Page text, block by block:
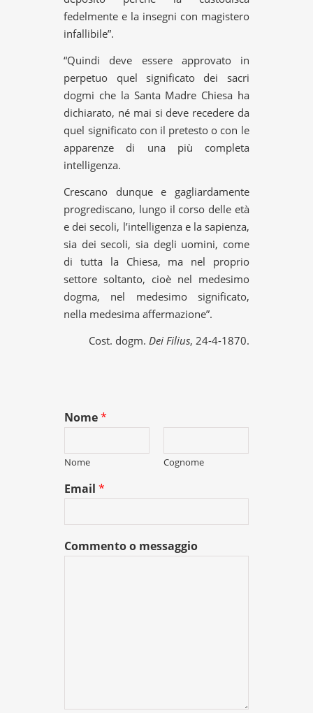
fedelmente e la insegni con magistero
infallibile”.
“Quindi deve essere approvato in
perpetuo quel significato dei sacri
dogmi che la Santa Madre Chiesa ha
dichiarato, né mai si deve recedere da
quel significato con il pretesto o con le
apparenze di una più completa
intelligenza.
Crescano dunque e gagliardamente
progrediscano, lungo il corso delle età
e dei secoli, l’intelligenza e la sapienza,
sia dei secoli, sia degli uomini, come
di tutta la Chiesa, ma nel proprio
settore soltanto, cioè nel medesimo
dogma, nel medesimo significato,
nella medesima affermazione”.
Cost. dogm. Dei Filius, 24-4-1870.
Nome*
Nome Cognome
Email*
Commento o messaggio